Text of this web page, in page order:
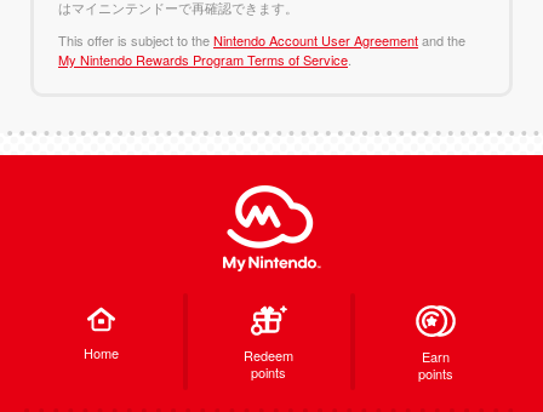
はマイニンテンドーで再確認できます。
This offer is subject to theNintendo Account User Agreementand the
My Nintendo Rewards Program Terms of Service
Home
Redeem
points
Earn
points